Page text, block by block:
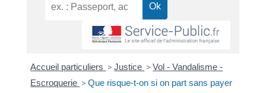
Accueil particuliers > Justice > Vol - Vandalisme -
Escroquerie > Que risque-t-on si on part sans payer